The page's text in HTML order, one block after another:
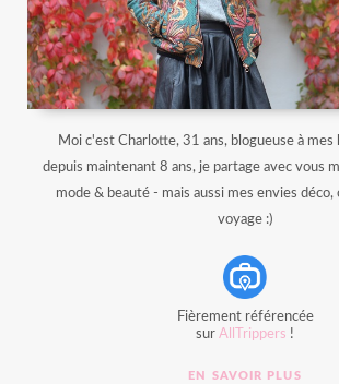
Moi c'est Charlotte, 31 ans, blogueuse à mes
depuis maintenant 8 ans, je partage avec vous
mode & beauté - mais aussi mes envies
voyage :)
Fièrement référencée
sur AllTrippers !
EN SAVOIR PLUS